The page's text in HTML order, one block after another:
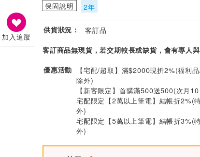
加入追蹤
保固說明 2年
供貨狀況： 客訂品
客訂商品無現貨，若交期較長或缺貨，會有專人
優惠活動
【宅配/超取】滿$2000現折2%(福利
除外)
【新客限定】首購滿500送500(次月
宅配限定【2萬以上筆電】結帳折2%(
外)
宅配限定【5萬以上筆電】結帳折3%(
外)